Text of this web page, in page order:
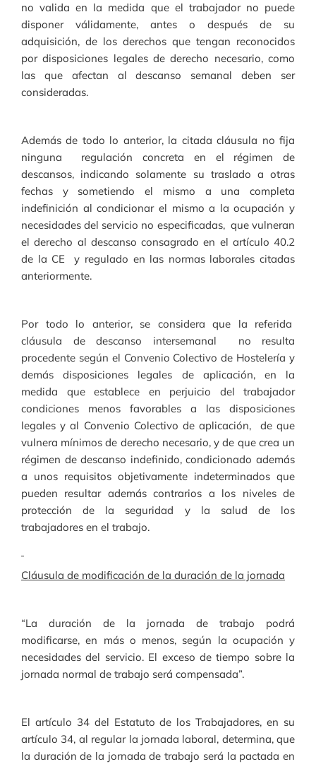
no valida en la medida que el trabajador no puede
disponer válidamente, antes o después de su
adquisición, de los derechos que tengan reconocidos
por disposiciones legales de derecho necesario, como
las que afectan al descanso semanal deben ser
consideradas.
Además de todo lo anterior, la citada cláusula no fija
ninguna regulación concreta en el régimen de
descansos, indicando solamente su traslado a otras
fechas y sometiendo el mismo a una completa
indefinición al condicionar el mismo a la ocupación y
necesidades del servicio no especificadas, que vulneran
el derecho al descanso consagrado en el artículo 40.2
de la CE y regulado en las normas laborales citadas
anteriormente.
Por todo lo anterior, se considera que la referida
cláusula de descanso intersemanal no resulta
procedente según el Convenio Colectivo de Hostelería y
demás disposiciones legales de aplicación, en la
medida que establece en perjuicio del trabajador
condiciones menos favorables a las disposiciones
legales y al Convenio Colectivo de aplicación, de que
vulnera mínimos de derecho necesario, y de que crea un
régimen de descanso indefinido, condicionado además
a unos requisitos objetivamente indeterminados que
pueden resultar además contrarios a los niveles de
protección de la seguridad y la salud de los
trabajadores en el trabajo.
Cláusula de modificación de la duración de la jornada
“La duración de la jornada de trabajo podrá
modificarse, en más o menos, según la ocupación y
necesidades del servicio. El exceso de tiempo sobre la
jornada normal de trabajo será compensada”.
El artículo 34 del Estatuto de los Trabajadores, en su
artículo 34, al regular la jornada laboral, determina, que
la duración de la jornada de trabajo será la pactada en